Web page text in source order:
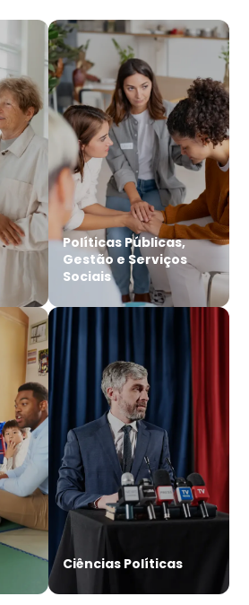
Políticas Públicas,
Gestão e Serviços
Sociais
Ciências Políticas